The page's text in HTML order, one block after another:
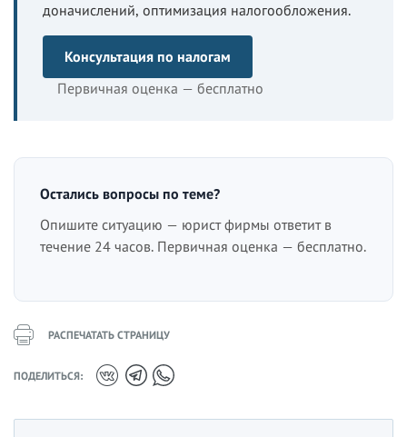
доначислений, оптимизация налогообложения.
Консультация по налогам
Первичная оценка — бесплатно
Остались вопросы по теме?
Опишите ситуацию — юрист фирмы ответит в
течение 24 часов. Первичная оценка — бесплатно.
РАСПЕЧАТАТЬ СТРАНИЦУ
ПОДЕЛИТЬСЯ: